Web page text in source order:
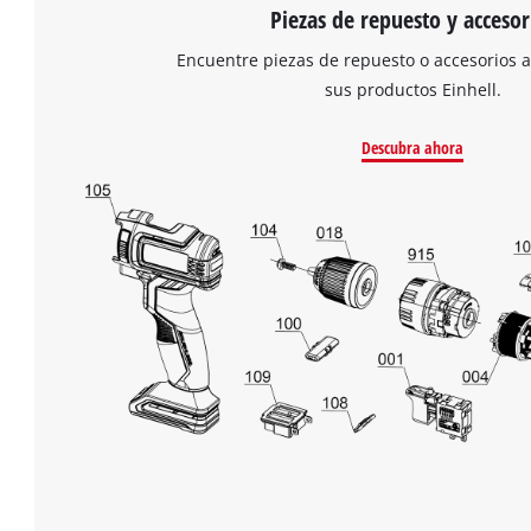
Piezas de repuesto y
Encuentre piezas de repuesto o accesorios
sus productos Einhell.
Descubra ahora